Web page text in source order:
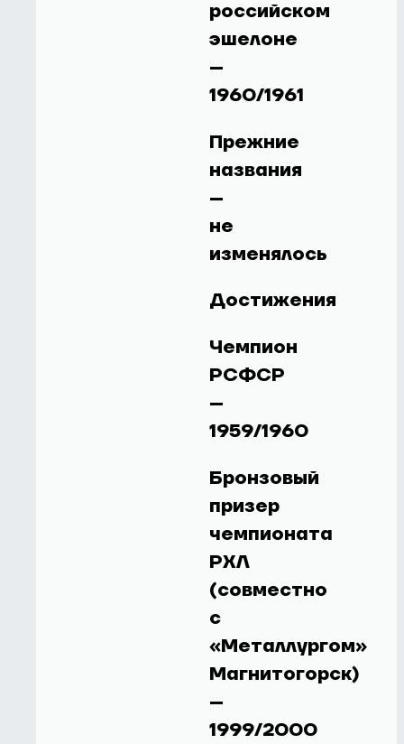
российском
эшелоне
–
1960/1961
Прежние
названия
–
не
изменялось
Достижения
Чемпион
РСФСР
–
1959/1960
Бронзовый
призер
чемпионата
РХЛ
(совместно
с
«Металлургом»
Магнитогорск)
–
1999/2000